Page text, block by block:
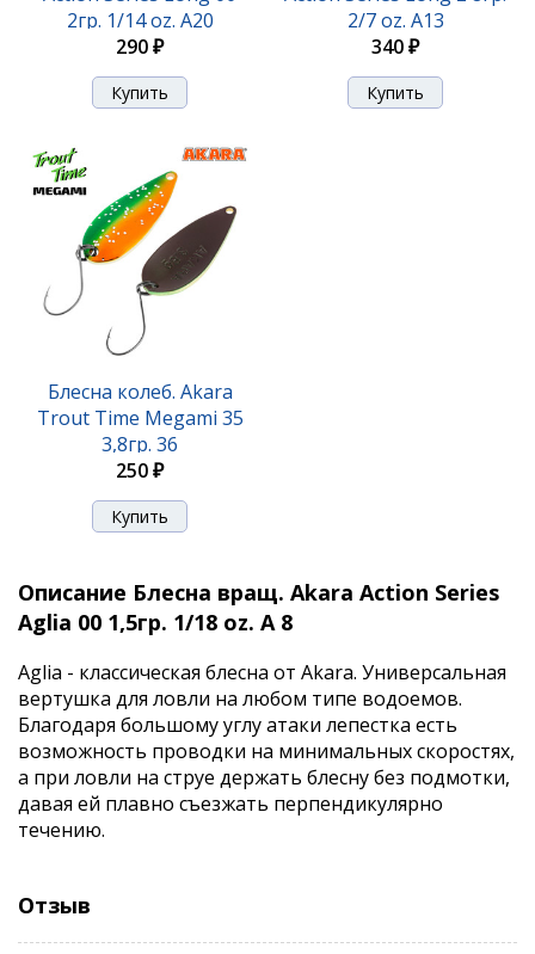
2гр. 1/14 oz. A20
290 ₽
2/7 oz. A13
340 ₽
Блесна колеб. Akara
Trout Time Megami 35
3,8гр. 36
250 ₽
Описание Блесна вращ. Akara Action Series
Aglia 00 1,5гр. 1/18 oz. A 8
Aglia - классическая блесна от Akara. Универсальная
вертушка для ловли на любом типе водоемов.
Благодаря большому углу атаки лепестка есть
возможность проводки на минимальных скоростях,
а при ловли на струе держать блесну без подмотки,
давая ей плавно съезжать перпендикулярно
течению.
Отзыв